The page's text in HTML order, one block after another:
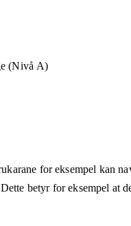
(Nivå A)
for eksempel kan
betyr for eksempel at